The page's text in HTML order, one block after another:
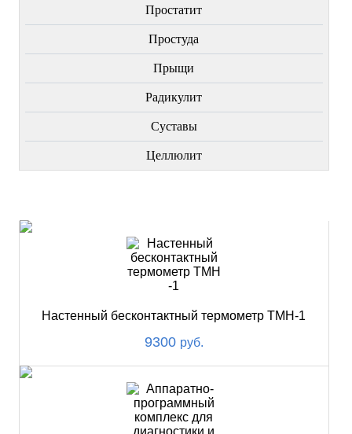
Простатит
Простуда
Прыщи
Радикулит
Суставы
Целлюлит
Настенный бесконтактный термометр ТМН-1
9300 руб.